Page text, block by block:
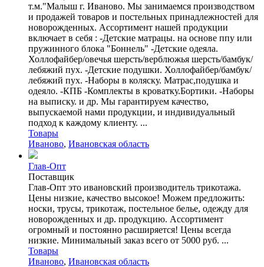
т.м."Малыш г. Иваново. Мы занимаемся производством
и продажей товаров и постельных принадлежностей для
новорожденных. Ассортимент нашей продукции
включает в себя : -Детские матрацы. на основе ппу или
пружинного блока "Боннель" -Детские одеяла.
Холлофайбер/овечья шерсть/верблюжья шерсть/бамбук/
лебяжий пух. -Детские подушки. Холлофайбер/бамбук/
лебяжий пух. -Наборы в коляску. Матрас,подушка и
одеяло. -КПБ -Комплекты в кроватку.Бортики. -Наборы
на выписку. и др. Мы гарантируем качество,
выпускаемой нами продукции, и индивидуальный
подход к каждому клиенту. ...
Товары
Иваново, Ивановская область
Глав-Опт
Поставщик
Глав-Опт это ивановский производитель трикотажа.
Цены низкие, качество высокое! Можем предложить:
носки, трусы, трикотаж, постельное белье, одежду для
новорожденных и др. продукцию. Ассортимент
огромный и постоянно расширяется! Цены всегда
низкие. Минимальный заказ всего от 5000 руб. ...
Товары
Иваново, Ивановская область